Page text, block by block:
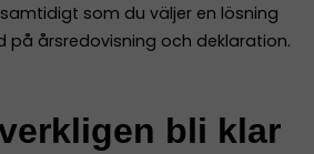
som du väljer en lösning
på årsredovisning och deklaration.
bli klar